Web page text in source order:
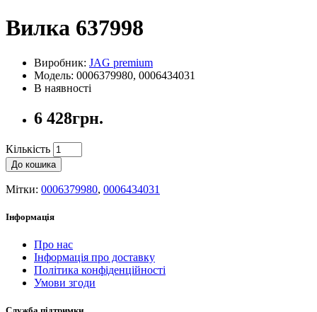
Вилка 637998
Виробник: JAG premium
Модель: 0006379980, 0006434031
В наявності
6 428грн.
Кількість
До кошика
Мітки: 0006379980, 0006434031
Інформація
Про нас
Інформація про доставку
Політика конфіденційності
Умови згоди